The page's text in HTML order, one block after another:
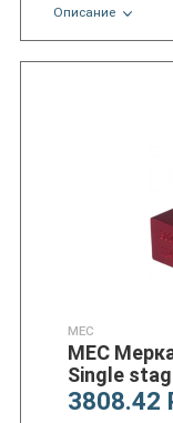
Описание
MEC
MEC
Single
3808.42